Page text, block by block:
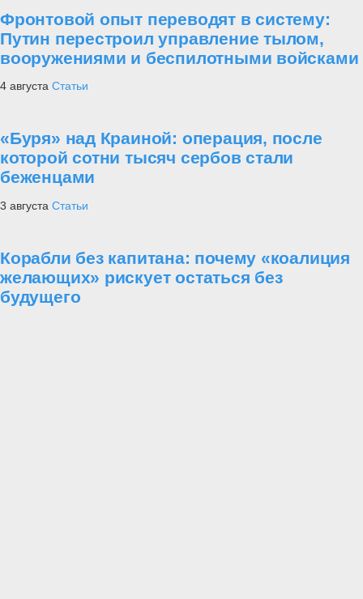
Фронтовой опыт переводят в систему:
Путин перестроил управление тылом,
вооружениями и беспилотными войсками
4 августа Статьи
«Буря» над Краиной: операция, после
которой сотни тысяч сербов стали
беженцами
3 августа Статьи
Корабли без капитана: почему «коалиция
желающих» рискует остаться без
будущего